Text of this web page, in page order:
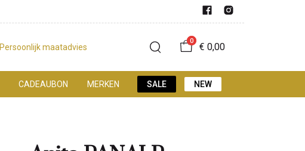
Persoonlijk maatadvies
0
€ 0,00
CADEAUBON MERKEN SALE NEW